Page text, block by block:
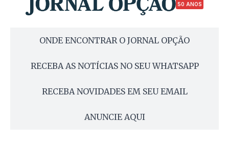
50 ANOS
ONDE ENCONTRAR O JORNAL OPÇÃO
RECEBA AS NOTÍCIAS NO SEU WHATSAPP
RECEBA NOVIDADES EM SEU EMAIL
ANUNCIE AQUI